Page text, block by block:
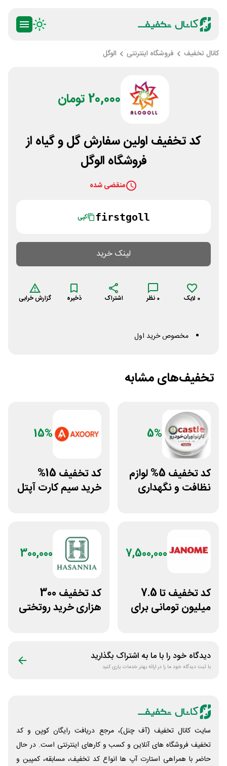
کانال تخفیف فروشگاه اینترنتی الوگل
20,000 تومان
کد تخفیف اولین سفارش گل و گیاه از
فروشگاه الوگل
منقضی شده
firstgoll کپی
لینک خرید
0 لایک 0 نظر اشتراک ذخیره گزارش خرابی
مخصوص خرید اول
تخفیف‌های مشابه
5%
کد تخفیف 5% لوازم
نظافت و نگهداری
15%
کد تخفیف 15%
خرید سیم کارت آپتل
7,500,000
کد تخفیف تا 7.5
میلیون تومانی برای
300,000
کد تخفیف 300
هزاری خرید روتختی
دیدگاه خود را با ما به اشتراک بگذارید
با ثبت دیدگاه خود ما را در ارائه بهتر خدمات یاری کنید
سایت کانال تخفیف (آف چنل)، مرجع دریافت رایگان کوپن و کد
تخفیف فروشگاه های آنلاین و کسب و‌ کارهای اینترنتی است. در حال
حاضر با همراهی استارت آپ ها انواع کد تخفیف، مسابقه، کمپین و